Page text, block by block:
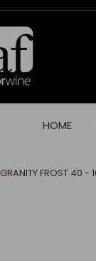
HOME
GRANITY FROST 40 -